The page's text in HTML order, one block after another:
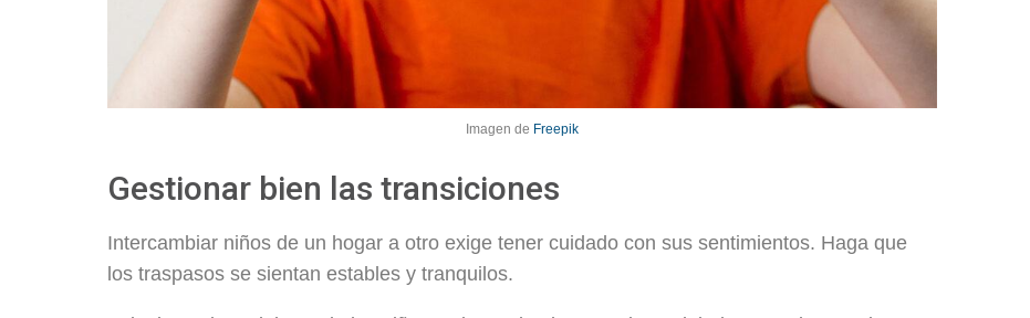
Imagen de Freepik
Gestionar bien las transiciones
Intercambiar niños de un hogar a otro exige tener cuidado con sus sentimientos. Haga que
los traspasos se sientan estables y tranquilos.